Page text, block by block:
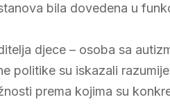
bila dovedena u
djece – osoba sa
politike su iskazali
prema kojima su